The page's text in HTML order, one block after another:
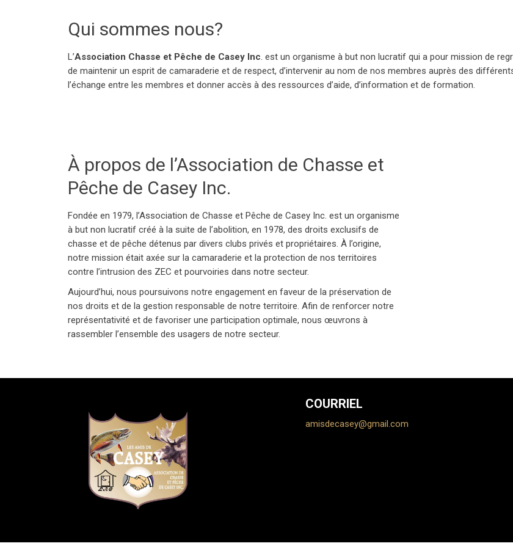
Qui sommes nous?
L’Association Chasse et Pêche de Casey Inc. est un organisme à but non lucratif qui a pour mission de
de maintenir un esprit de camaraderie et de respect, d’intervenir au nom de nos membres auprès des
l’échange entre les membres et donner accès à des ressources d’aide, d’information et de formation.
À propos de l’Association de Chasse et
Pêche de Casey Inc.
Fondée en 1979, l’Association de Chasse et Pêche de Casey Inc. est un organisme
à but non lucratif créé à la suite de l’abolition, en 1978, des droits exclusifs de
chasse et de pêche détenus par divers clubs privés et propriétaires. À l’origine,
notre mission était axée sur la camaraderie et la protection de nos territoires
contre l’intrusion des ZEC et pourvoiries dans notre secteur.
Aujourd’hui, nous poursuivons notre engagement en faveur de la préservation de
nos droits et de la gestion responsable de notre territoire. Afin de renforcer notre
représentativité et de favoriser une participation optimale, nous œuvrons à
rassembler l’ensemble des usagers de notre secteur.
COURRIEL
amisdecasey@gmail.com